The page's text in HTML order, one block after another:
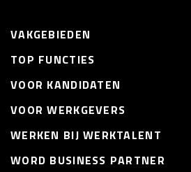
VAKGEBIEDEN
TOP FUNCTIES
VOOR KANDIDATEN
VOOR WERKGEVERS
WERKEN BIJ WERKTALENT
WORD BUSINESS PARTNER